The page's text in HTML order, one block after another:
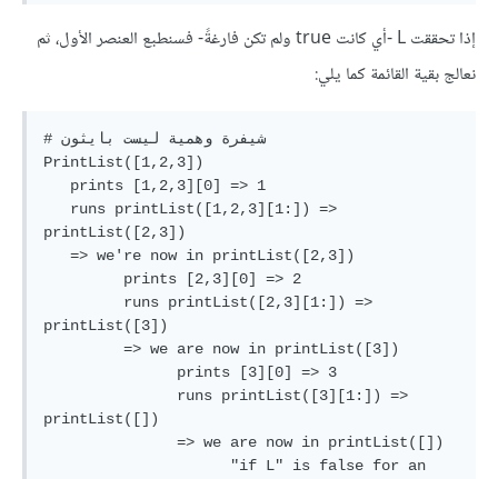
إذا تحققت L -أي كانت true ولم تكن فارغةً- فسنطبع العنصر الأول، ثم
نعالج بقية القائمة كما يلي:
# شيفرة وهمية ليست بايثون
PrintList([1,2,3])
printList([2,3])
printList([3])
printList([])